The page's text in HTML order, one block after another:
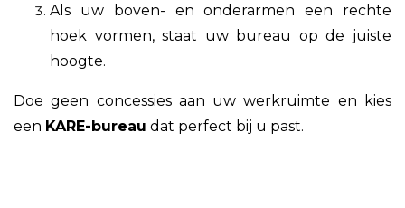
Als uw boven- en onderarmen een rechte
hoek vormen, staat uw bureau op de juiste
hoogte.
Doe geen concessies aan uw werkruimte en kies
een KARE-bureau dat perfect bij u past.